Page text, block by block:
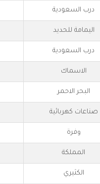
درب السعودية
اليمامة للحديد
درب السعودية
الاسماك
البحر الاحمر
صناعات كهربائية
وفرة
المملكة
الكثيري